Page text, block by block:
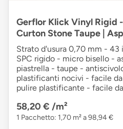
Gerflor Klick Vinyl Rigid
Curton Stone Taupe |
Strato d'usura 0,70 mm -
SPC rigido - micro bisello -
piastrella - taupe -
plastificanti nocivi - facile
pulire plastificante - facile
58,20 € /m²
1 Pacchetto: 1,70 m² a 98,94 €